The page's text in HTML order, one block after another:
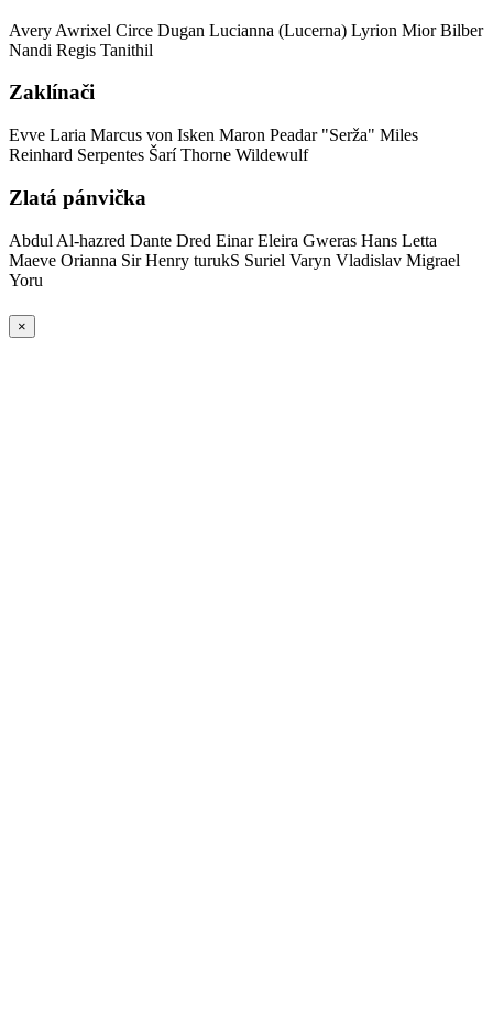
Avery Awrixel Circe Dugan Lucianna (Lucerna) Lyrion Mior Bilber
Nandi Regis Tanithil
Zaklínači
Evve Laria Marcus von Isken Maron Peadar "Serža" Miles
Reinhard Serpentes Šarí Thorne Wildewulf
Zlatá pánvička
Abdul Al-hazred Dante Dred Einar Eleira Gweras Hans Letta
Maeve Orianna Sir Henry turukS Suriel Varyn Vladislav Migrael
Yoru
×